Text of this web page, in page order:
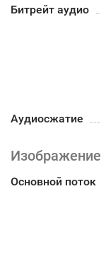
Битрейт аудио
Аудиосжатие
Изображение
Основной поток